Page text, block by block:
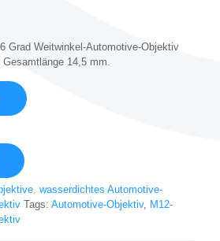
Grad Weitwinkel-Automotive-Objektiv
14,5 mm.
wasserdichtes Automotive-
Tags: Automotive-Objektiv, M12-